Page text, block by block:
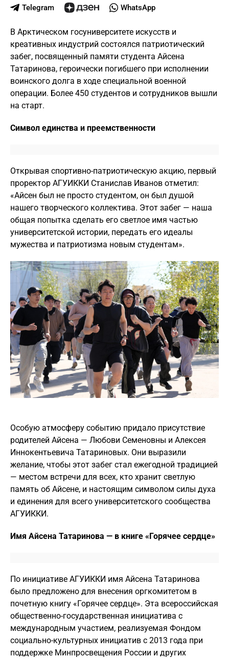
Telegram WhatsApp
В Арктическом госуниверситете искусств и
креативных индустрий состоялся патриотический
забег, посвященный памяти студента Айсена
Татаринова, героически погибшего при исполнении
воинского долга в ходе специальной военной
операции. Более 450 студентов и сотрудников вышли
на старт.
Символ единства и преемственности
Открывая спортивно-патриотическую акцию, первый
проректор АГУИККИ Станислав Иванов отметил:
«Айсен был не просто студентом, он был душой
нашего творческого коллектива. Этот забег — наша
общая попытка сделать его светлое имя частью
университетской истории, передать его идеалы
мужества и патриотизма новым студентам».
Особую атмосферу событию придало присутствие
родителей Айсена — Любови Семеновны и Алексея
Иннокентьевича Татариновых. Они выразили
желание, чтобы этот забег стал ежегодной традицией
— местом встречи для всех, кто хранит светлую
память об Айсене, и настоящим символом силы духа
и единения для всего университетского сообщества
АГУИККИ.
Имя Айсена Татаринова — в книге «Горячее сердце»
По инициативе АГУИККИ имя Айсена Татаринова
было предложено для внесения оргкомитетом в
почетную книгу «Горячее сердце». Эта всероссийская
общественно-государственная инициатива с
международным участием, реализуемая Фондом
социально-культурных инициатив с 2013 года при
поддержке Минпросвещения России и других